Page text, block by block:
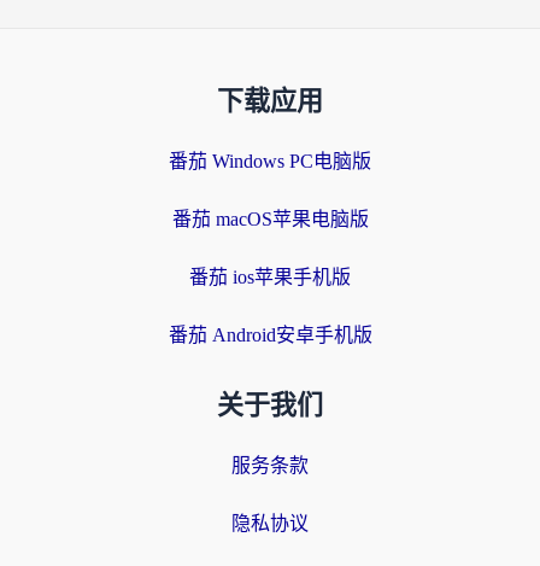
下载应用
番茄 Windows PC电脑版
番茄 macOS苹果电脑版
番茄 ios苹果手机版
番茄 Android安卓手机版
关于我们
服务条款
隐私协议